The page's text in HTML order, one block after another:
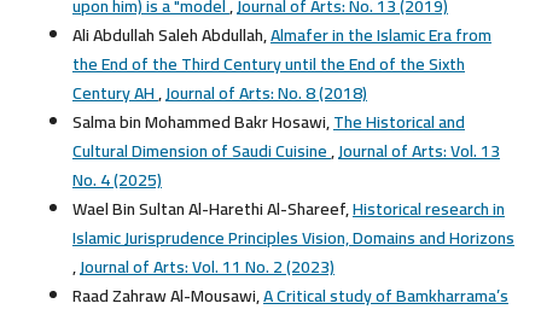
upon him) is a "model,Journal of Arts: No. 13 (2019)
Ali Abdullah Saleh Abdullah,Almafer in the Islamic Era from
the End of the Third Century until the End of the Sixth
Century AH,Journal of Arts: No. 8 (2018)
Salma bin Mohammed Bakr Hosawi,The Historical and
Cultural Dimension of Saudi Cuisine,Journal of Arts: Vol. 13
No. 4 (2025)
Wael Bin Sultan Al-Harethi Al-Shareef,Historical research in
Islamic Jurisprudence Principles Vision, Domains and Horizons
,Journal of Arts: Vol. 11 No. 2 (2023)
Raad Zahraw Al-Mousawi,A Critical study of Bamkharrama’s